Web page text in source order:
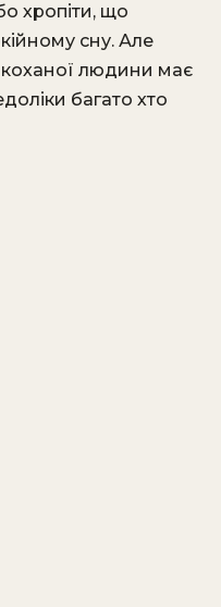
хропіти, що
сну. Але
коханої людини має
багато хто